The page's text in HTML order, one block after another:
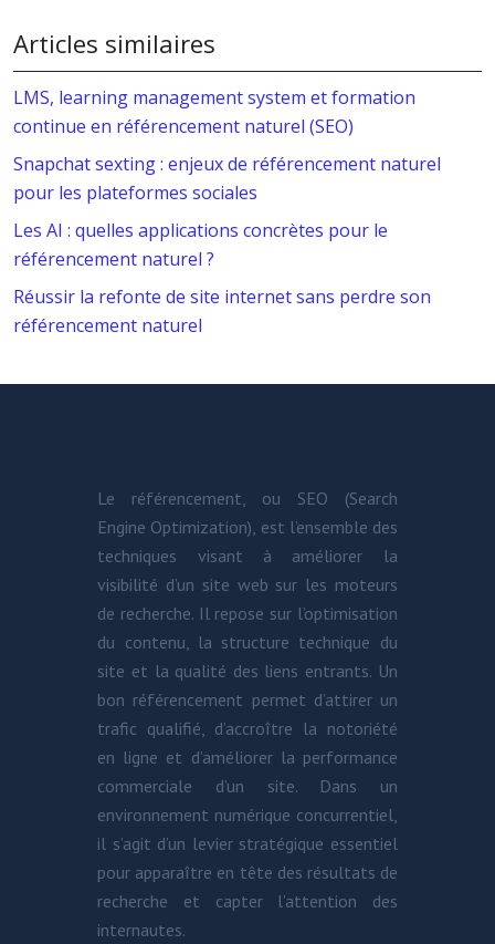
Articles similaires
LMS, learning management system et formation
continue en référencement naturel (SEO)
Snapchat sexting : enjeux de référencement naturel
pour les plateformes sociales
Les AI : quelles applications concrètes pour le
référencement naturel ?
Réussir la refonte de site internet sans perdre son
référencement naturel
Le référencement, ou SEO (Search
Engine Optimization), est l’ensemble des
techniques visant à améliorer la
visibilité d’un site web sur les moteurs
de recherche. Il repose sur l’optimisation
du contenu, la structure technique du
site et la qualité des liens entrants. Un
bon référencement permet d’attirer un
trafic qualifié, d’accroître la notoriété
en ligne et d’améliorer la performance
commerciale d’un site. Dans un
environnement numérique concurrentiel,
il s’agit d’un levier stratégique essentiel
pour apparaître en tête des résultats de
recherche et capter l’attention des
internautes.